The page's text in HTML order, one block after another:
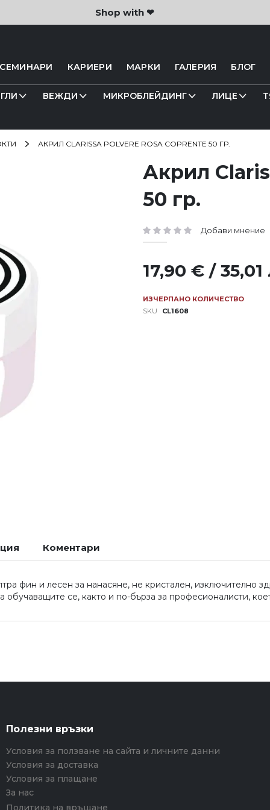
Shop with ❤
КАРИЕРИ МАРКИ ГАЛЕРИЯ БЛОГ
ВЕЖДИ МИКРОБЛЕЙДИНГ ЛИЦЕ
АКРИЛ CLARISSA POLVERE ROSA COPRENTE 50 ГР.
Акрил
50 гр.
рейтинг: Добави мнение
ИЗЧЕРПАНО КОЛИЧЕСТВО
SKU
CL1608
17,90 € / 35,01
фин и лесен за нанасяне, не кристален, изключително
се, както и по-бърза за професионалисти,
Коментари
Полезни връзки
Условия за ползване на сайта и личните данни
Условия за доставка
Условия за плащане
За нас
Политика на връщане